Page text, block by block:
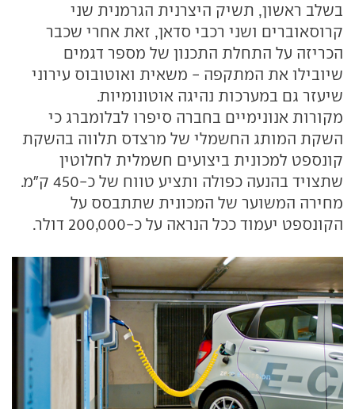
בשלב ראשון, תשיק היצרנית הגרמנית שני
קרוסאוברים ושני רכבי סדאן, זאת אחרי שכבר
הכריזה על התחלת התכנון של מספר דגמים
שיובילו את המתקפה - משאית ואוטובוס עירוני
שיעזר גם במערכות נהיגה אוטונומיות.
מקורות אנונימיים בחברה סיפרו לבלומברג כי
השקת המותג החשמלי של מרצדס תלווה בהשקת
קונספט למכונית ביצועים חשמלית לחלוטין
שתצויד בהנעה כפולה ותציע טווח של כ-450 ק"מ.
מחירה המשוער של המכונית שתתבסס על
הקונספט יעמוד ככל הנראה על כ-200,000 דולר.